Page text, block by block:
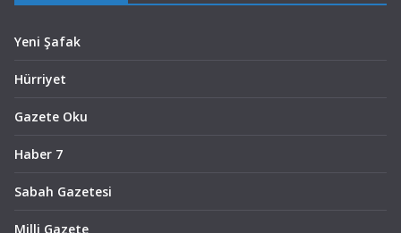
Yeni Şafak
Hürriyet
Gazete Oku
Haber 7
Sabah Gazetesi
Milli Gazete